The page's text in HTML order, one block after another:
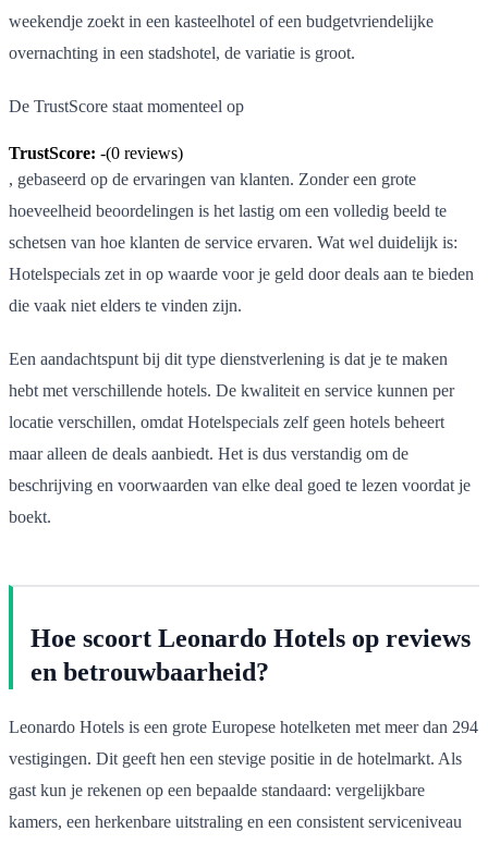
weekendje zoekt in een kasteelhotel of een budgetvriendelijke
overnachting in een stadshotel, de variatie is groot.
De TrustScore staat momenteel op
TrustScore: -(0 reviews)
, gebaseerd op de ervaringen van klanten. Zonder een grote
hoeveelheid beoordelingen is het lastig om een volledig beeld te
schetsen van hoe klanten de service ervaren. Wat wel duidelijk is:
Hotelspecials zet in op waarde voor je geld door deals aan te bieden
die vaak niet elders te vinden zijn.
Een aandachtspunt bij dit type dienstverlening is dat je te maken
hebt met verschillende hotels. De kwaliteit en service kunnen per
locatie verschillen, omdat Hotelspecials zelf geen hotels beheert
maar alleen de deals aanbiedt. Het is dus verstandig om de
beschrijving en voorwaarden van elke deal goed te lezen voordat je
boekt.
Hoe scoort Leonardo Hotels op reviews
en betrouwbaarheid?
Leonardo Hotels is een grote Europese hotelketen met meer dan 294
vestigingen. Dit geeft hen een stevige positie in de hotelmarkt. Als
gast kun je rekenen op een bepaalde standaard: vergelijkbare
kamers, een herkenbare uitstraling en een consistent serviceniveau